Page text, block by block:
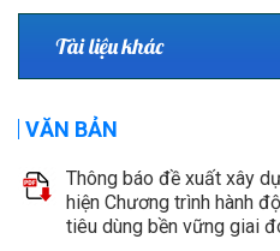
Tài liệu khác
VĂN BẢN
Thông báo đề xuất xây
hiện Chương trình hành
tiêu dùng bền vững giai